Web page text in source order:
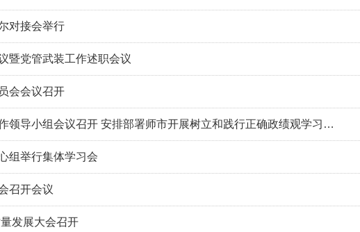
对接会举行
暨党管武装工作述职会议
会会议召开
领导小组会议召开 安排部署师市开展树立和践行正确政绩观学习…
组举行集体学习会
召开会议
发展大会召开